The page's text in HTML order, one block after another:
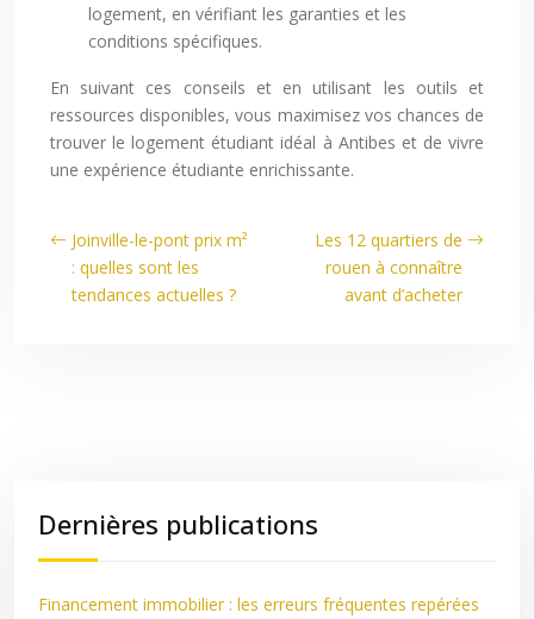
logement, en vérifiant les garanties et les
conditions spécifiques.
En suivant ces conseils et en utilisant les outils et
ressources disponibles, vous maximisez vos chances de
trouver le logement étudiant idéal à Antibes et de vivre
une expérience étudiante enrichissante.
Joinville-le-pont prix m²
: quelles sont les
tendances actuelles ?
Les 12 quartiers de
rouen à connaître
avant d’acheter
Dernières publications
Financement immobilier : les erreurs fréquentes repérées